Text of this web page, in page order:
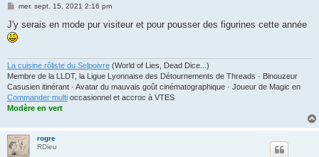
M
s
s
a
mer. sept. 15, 2021 2:16 pm
J'y serais en mode pur visiteur et pour pousser des figurines cette année
La cuisine rôliste du Selpoivre (World of Lies, Dead Dice...)
Membre de la LLDT, la Ligue Lyonnaise des Détournements de Threads · Binouzeur
Casusien itinérant · Avatar du mauvais goût cinématographique · Joueur de Magic en
Commander multi occasionnel et accroc à VTES
Modère en vert
rogre
RDieu